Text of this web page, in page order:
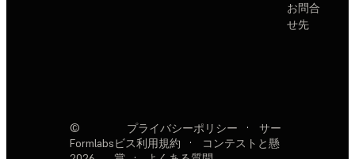
お問合
せ先
©
Formlabs
プライバシーポリシー ·
サー
ビス利用規約
·
コンテストと懸